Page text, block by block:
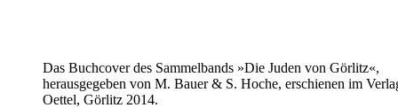
Das Buchcover des Sammelbands »Die Juden von Görlitz«,
herausgegeben von M. Bauer & S. Hoche, erschienen im
Oettel, Görlitz 2014.